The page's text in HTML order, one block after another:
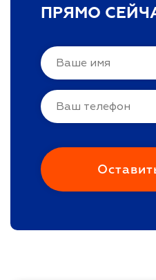
ПРЯМО